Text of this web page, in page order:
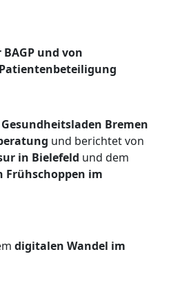
und von
Gesundheitsladen Bremen
und berichtet von
in Bielefeld und dem
Frühschoppen im
digitalen Wandel im